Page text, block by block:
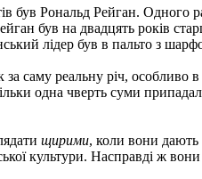
був Рональд Рейган. Одного
був на двадцять років
лідер був в пальто з
за саму реальну річ,
одна чверть суми
щирими, коли вони дають
культури. Насправді ж